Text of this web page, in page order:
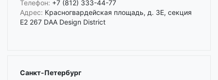
Телефон: +7 (812) 333-44-77
Адрес: Красногвардейская площадь, д. 3Е, секция
Е2 267 DAA Design District
Санкт-Петербург